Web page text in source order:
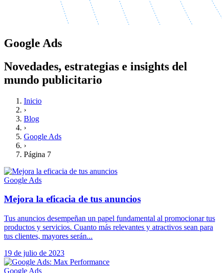
Google Ads
Novedades, estrategias e insights del
mundo publicitario
Inicio
›
Blog
›
Google Ads
›
Página 7
Google Ads
Mejora la eficacia de tus anuncios
Tus anuncios desempeñan un papel fundamental al promocionar tus
productos y servicios. Cuanto más relevantes y atractivos sean para
tus clientes, mayores serán...
19 de julio de 2023
Google Ads